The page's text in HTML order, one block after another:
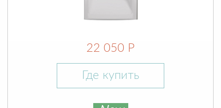
22 050 Р
Где купить